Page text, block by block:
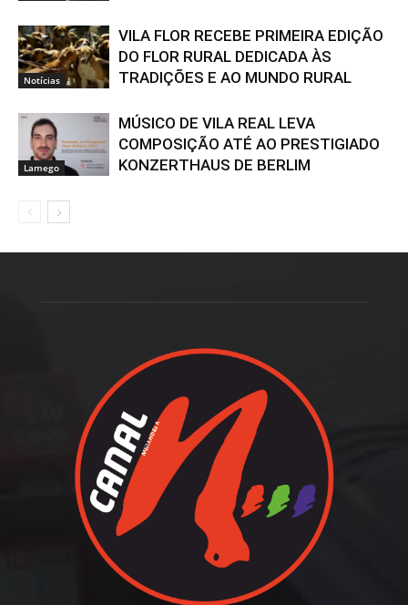
Notícias
VILA FLOR RECEBE PRIMEIRA EDIÇÃO
DO FLOR RURAL DEDICADA ÀS
TRADIÇÕES E AO MUNDO RURAL
Lamego
MÚSICO DE VILA REAL LEVA
COMPOSIÇÃO ATÉ AO PRESTIGIADO
KONZERTHAUS DE BERLIM